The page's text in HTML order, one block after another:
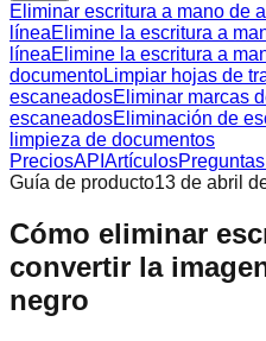
Eliminar escritura a mano de
líneaElimine la escritura a
líneaElimine la escritura a
documentoLimpiar hojas de
escaneadosEliminar marcas
escaneadosEliminación de
limpieza de documentos
PreciosAPI Artículos
Guía de producto13 de abril
Cómo eliminar
convertir la
negro